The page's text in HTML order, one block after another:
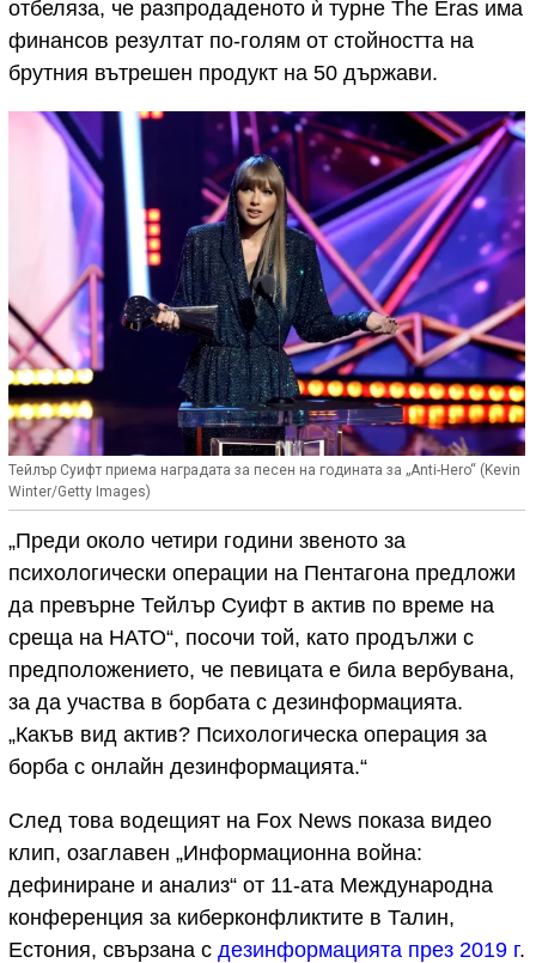
отбеляза, че разпродаденото ѝ турне The Eras има
финансов резултат по-голям от стойността на
брутния вътрешен продукт на 50 държави.
Тейлър Суифт приема наградата за песен на годината за „Anti-Hero“ (Kevin
Winter/Getty Images)
„Преди около четири години звеното за
психологически операции на Пентагона предложи
да превърне Тейлър Суифт в актив по време на
среща на НАТО“, посочи той, като продължи с
предположението, че певицата е била вербувана,
за да участва в борбата с дезинформацията.
„Какъв вид актив? Психологическа операция за
борба с онлайн дезинформацията.“
След това водещият на Fox News показа видео
клип, озаглавен „Информационна война:
дефиниране и анализ“ от 11-ата Международна
конференция за киберконфликтите в Талин,
Естония, свързана с дезинформацията през 2019 г.